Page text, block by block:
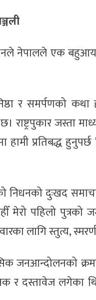
नेपालले एक
र समर्पणको
छ। राष्ट्रपुकार
प्रतिबद्ध
निधनको दुःखद
मेरो पहिलो पुत्रको
लागि स्तुत्य,
जनआन्दोलनको
र दस्तावेज लगेका